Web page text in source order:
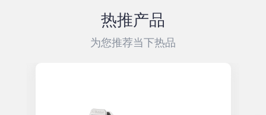
热推产品
为您推荐当下热品